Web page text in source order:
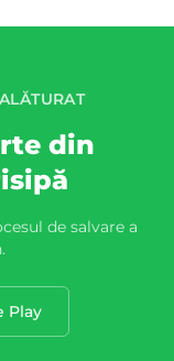
din
de salvare a
Play